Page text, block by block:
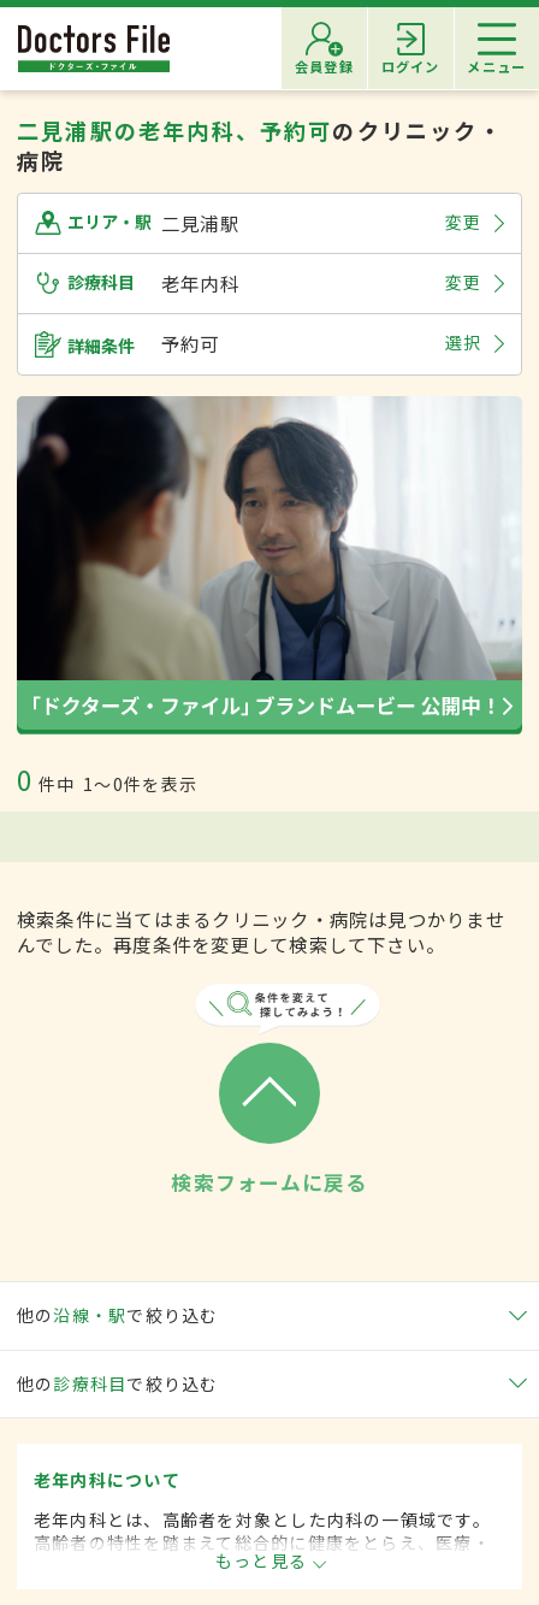
会員登録 ログイン メニュー
二見浦駅の老年内科、予約可のクリニック・
病院
エリア・駅 二見浦駅 変更
診療科目 老年内科 変更
詳細条件 予約可 選択
0 件中 1〜0件を表示
検索条件に当てはまるクリニック・病院は見つかりませ
んでした。再度条件を変更して検索して下さい。
検索フォームに戻る
他の沿線・駅で絞り込む
他の 診療科目で絞り込む
老年内科について
老年内科とは、高齢者を対象とした内科の一領域です。
高齢者の特性を踏まえて総合的に健康をとらえ、医療・
保健・福祉を統合した対応を行います。
もっと見る